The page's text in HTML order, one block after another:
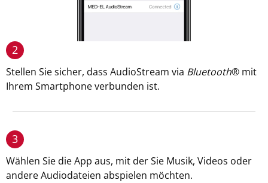
2
Stellen Sie sicher, dass AudioStream via Bluetooth® mit
Ihrem Smartphone verbunden ist.
3
Wählen Sie die App aus, mit der Sie Musik, Videos oder
andere Audiodateien abspielen möchten.